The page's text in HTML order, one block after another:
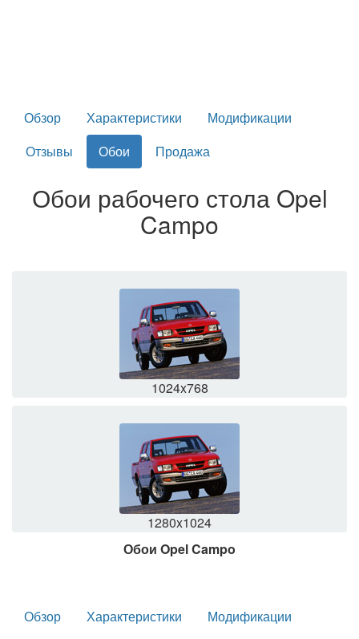
Обзор Характеристики
Модификации
Отзывы
Обои Продажа
Обои рабочего стола Opel
Campo
1024x768
1280x1024
Обои Opel Campo
Обзор Характеристики
Модификации